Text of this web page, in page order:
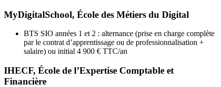
MyDigitalSchool, École des Métiers du Digital
BTS SIO années 1 et 2 : alternance (prise en charge complète
par le contrat d’apprentissage ou de professionnalisation +
salaire) ou initial 4 900 € TTC/an
IHECF, École de l’Expertise Comptable et
Financière